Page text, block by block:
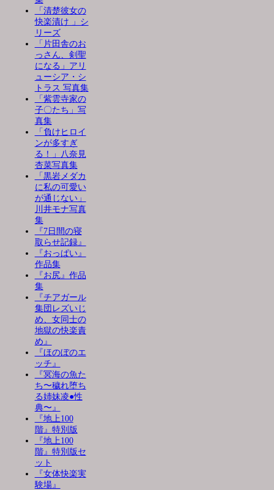
「清楚彼女の
快楽漬け 」シ
リーズ
「片田舎のお
っさん、剣聖
になる」アリ
ューシア・シ
トラス 写真集
「紫雲寺家の
子〇たち」写
真集
「負けヒロイ
ンが多すぎ
る！」八奈見
杏菜写真集
「黒岩メダカ
に私の可愛い
が通じない」
川井モナ写真
集
『7日間の寝
取らせ記録』
『おっぱい』
作品集
『お尻』作品
集
『チアガール
集団レズいじ
め、女同士の
地獄の快楽責
め』
『ほのぼのエ
ッチ』
『冥海の魚た
ち〜穢れ堕ち
る姉妹凌●性
典〜』
『地上100
階』特別版
『地上100
階』特別版セ
ット
『女体快楽実
験場』